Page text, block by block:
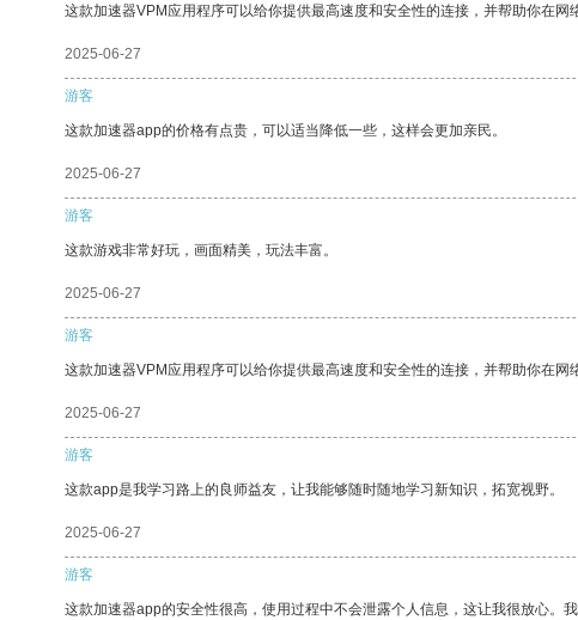
这款加速器VPM应用程序可以给你提供最高速度和安全性的连接，并帮助你在网
2025-06-27
游客
这款加速器app的价格有点贵，可以适当降低一些，这样会更加亲民。
2025-06-27
游客
这款游戏非常好玩，画面精美，玩法丰富。
2025-06-27
游客
这款加速器VPM应用程序可以给你提供最高速度和安全性的连接，并帮助你在网
2025-06-27
游客
这款app是我学习路上的良师益友，让我能够随时随地学习新知识，拓宽视野。
2025-06-27
游客
这款加速器app的安全性很高，使用过程中不会泄露个人信息，这让我很放心。